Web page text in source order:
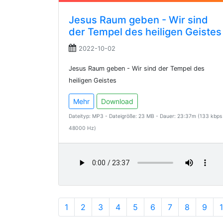
Jesus Raum geben - Wir sind
der Tempel des heiligen Geistes
2022-10-02
Jesus Raum geben - Wir sind der Tempel des
heiligen Geistes
Mehr Download
Dateityp: MP3 - Dateigröße: 23 MB - Dauer: 23:37m (133 kbps
48000 Hz)
1 2 3 4 5 6 7 8 9